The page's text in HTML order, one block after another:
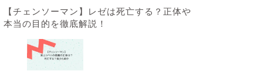
【チェンソーマン】レゼは死亡する？正体や
本当の目的を徹底解説！